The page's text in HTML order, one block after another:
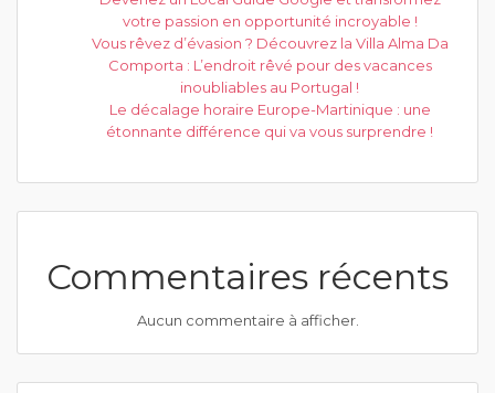
votre passion en opportunité incroyable !
Vous rêvez d’évasion ? Découvrez la Villa Alma Da
Comporta : L’endroit rêvé pour des vacances
inoubliables au Portugal !
Le décalage horaire Europe-Martinique : une
étonnante différence qui va vous surprendre !
Commentaires récents
Aucun commentaire à afficher.